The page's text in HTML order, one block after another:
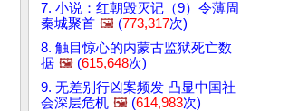
7. 小说：红朝毁灭记（9）令薄周
秦城聚首 🖼️ (773,317次)
8. 触目惊心的内蒙古监狱死亡数
据 🖼️ (615,648次)
9. 无差别行凶案频发 凸显中国社
会深层危机 🖼️ (614,983次)